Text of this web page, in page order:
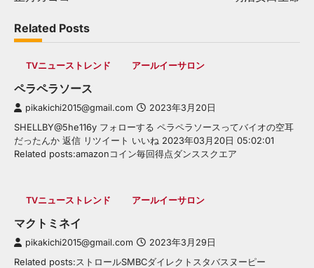
Related Posts
TVニューストレンド アールイーサロン
ペラペラソース
pikakichi2015@gmail.com 2023年3月20日
SHELLBY@5he116y フォローする ペラペラソースってバイオの空耳
だったんか 返信 リツイート いいね 2023年03月20日 05:02:01
Related posts:amazonコイン毎回得点ダンススクエア
TVニューストレンド アールイーサロン
マクトミネイ
pikakichi2015@gmail.com 2023年3月29日
Related posts:ストロールSMBCダイレクトスタバスヌーピー